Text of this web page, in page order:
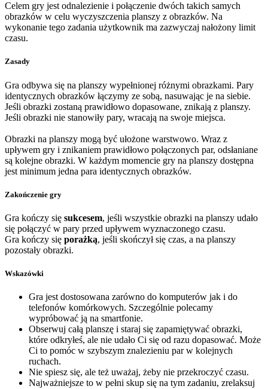
Celem gry jest odnalezienie i połączenie dwóch takich samych
obrazków w celu wyczyszczenia planszy z obrazków. Na
wykonanie tego zadania użytkownik ma zazwyczaj nałożony limit
czasu.
Zasady
Gra odbywa się na planszy wypełnionej różnymi obrazkami. Pary
identycznych obrazków łączymy ze sobą, nasuwając je na siebie.
Jeśli obrazki zostaną prawidłowo dopasowane, znikają z planszy.
Jeśli obrazki nie stanowiły pary, wracają na swoje miejsca.
Obrazki na planszy mogą być ułożone warstwowo. Wraz z
upływem gry i znikaniem prawidłowo połączonych par, odsłaniane
są kolejne obrazki. W każdym momencie gry na planszy dostępna
jest minimum jedna para identycznych obrazków.
Zakończenie gry
Gra kończy się sukcesem, jeśli wszystkie obrazki na planszy udało
się połączyć w pary przed upływem wyznaczonego czasu.
Gra kończy się porażką, jeśli skończył się czas, a na planszy
pozostały obrazki.
Wskazówki
Gra jest dostosowana zarówno do komputerów jak i do
telefonów komórkowych. Szczególnie polecamy
wypróbować ją na smartfonie.
Obserwuj całą planszę i staraj się zapamiętywać obrazki,
które odkryłeś, ale nie udało Ci się od razu dopasować. Może
Ci to pomóc w szybszym znalezieniu par w kolejnych
ruchach.
Nie spiesz się, ale też uważaj, żeby nie przekroczyć czasu.
Najważniejsze to w pełni skup się na tym zadaniu, zrelaksuj